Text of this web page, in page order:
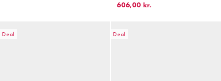
606,00 kr.
Deal Deal